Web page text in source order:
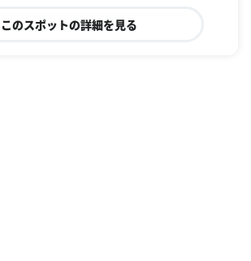
このスポットの詳細を見る